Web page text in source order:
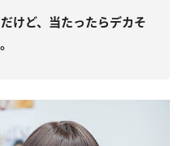
けど、当たったらデカそ